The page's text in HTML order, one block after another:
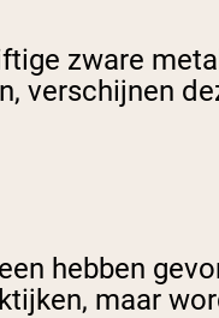
zware
verschijnen
hebben
maar